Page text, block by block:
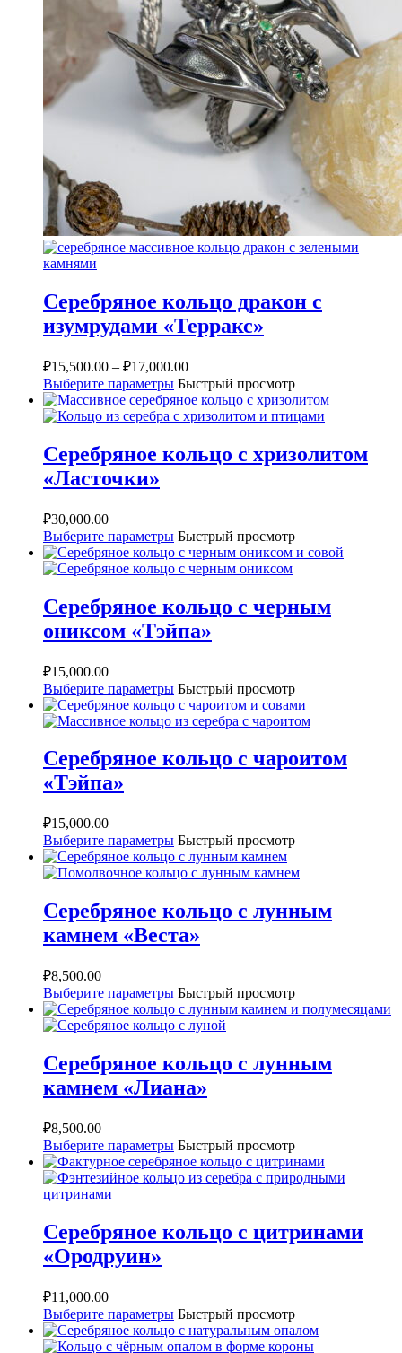
Серебряное кольцо дракон с
изумрудами «Терракс»
₽15,500.00 – ₽17,000.00
Выберите параметры Быстрый просмотр
Серебряное кольцо с хризолитом
«Ласточки»
₽30,000.00
Выберите параметры Быстрый просмотр
Серебряное кольцо с черным
ониксом «Тэйпа»
₽15,000.00
Выберите параметры Быстрый просмотр
Серебряное кольцо с чароитом
«Тэйпа»
₽15,000.00
Выберите параметры Быстрый просмотр
Серебряное кольцо с лунным
камнем «Веста»
₽8,500.00
Выберите параметры Быстрый просмотр
Серебряное кольцо с лунным
камнем «Лиана»
₽8,500.00
Выберите параметры Быстрый просмотр
Серебряное кольцо с цитринами
«Ородруин»
₽11,000.00
Выберите параметры Быстрый просмотр